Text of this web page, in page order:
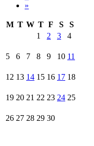
»
M T W T F S
S
1
2 3 4
5 6 7 8 9 10 11
12 13 14 15 16 17 18
19 20 21 22 23 24 25
26 27 28 29 30